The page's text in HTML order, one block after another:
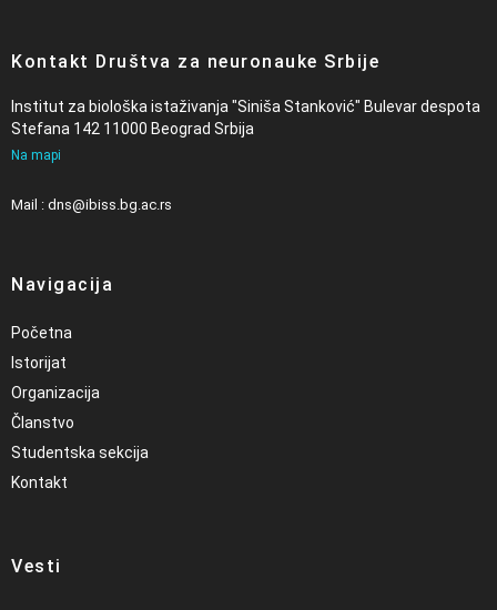
Kontakt Društva za neuronauke Srbije
Institut za biološka istaživanja "Siniša Stanković" Bulevar despota
Stefana 142 11000 Beograd Srbija
Na mapi
Mail : dns@ibiss.bg.ac.rs
Navigacija
Početna
Istorijat
Organizacija
Članstvo
Studentska sekcija
Kontakt
Vesti